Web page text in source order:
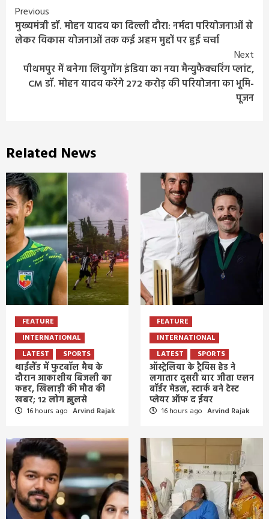
Continue
Reading
Previous
मुख्यमंत्री डॉ. मोहन यादव का दिल्ली दौरा: नर्मदा परियोजनाओं से
लेकर विकास योजनाओं तक कई अहम मुद्दों पर हुई चर्चा
Next
पीथमपुर में बनेगा लियुगोंग इंडिया का नया मैन्युफैक्चरिंग प्लांट,
CM डॉ. मोहन यादव करेंगे 272 करोड़ की परियोजना का भूमि-
पूजन
Related News
FEATURE
INTERNATIONAL
LATEST
SPORTS
थाईलैंड में फुटबॉल मैच के
दौरान आकाशीय बिजली का
कहर, खिलाड़ी की मौत की
खबर; 12 लोग झुलसे
16 hours ago Arvind Rajak
FEATURE
INTERNATIONAL
LATEST
SPORTS
ऑस्ट्रेलिया के ट्रैविस हेड ने
लगातार दूसरी बार जीता एलन
बॉर्डर मेडल, स्टार्क बने टेस्ट
प्लेयर ऑफ द ईयर
16 hours ago Arvind Rajak